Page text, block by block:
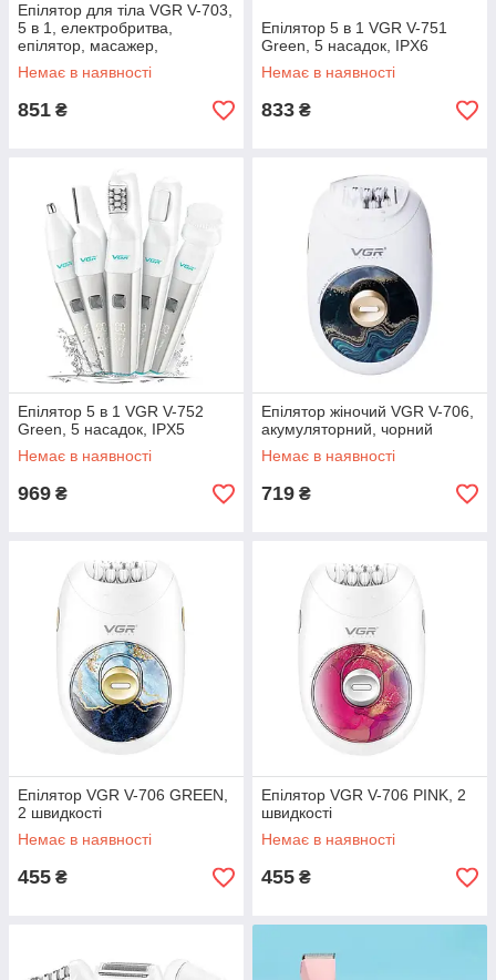
Епілятор для тіла VGR V-703,
5 в 1, електробритва,
епілятор, масажер,
шліфування ступнів, щіточка
для обличчя, бездротовий
Немає в наявності
851 ₴
Епілятор 5 в 1 VGR V-751
Green, 5 насадок, IPX6
Немає в наявності
833 ₴
Епілятор 5 в 1 VGR V-752
Green, 5 насадок, IPX5
Немає в наявності
969 ₴
Епілятор жіночий VGR V-706,
акумуляторний, чорний
Немає в наявності
719 ₴
Епілятор VGR V-706 GREEN,
2 швидкості
Немає в наявності
455 ₴
Епілятор VGR V-706 PINK, 2
швидкості
Немає в наявності
455 ₴